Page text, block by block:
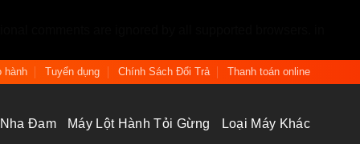
hành Tuyển dụng Chính Sách Đổi Trả Thanh toán online
Đam Máy Lột Hành Tỏi Gừng Loại Máy Khác